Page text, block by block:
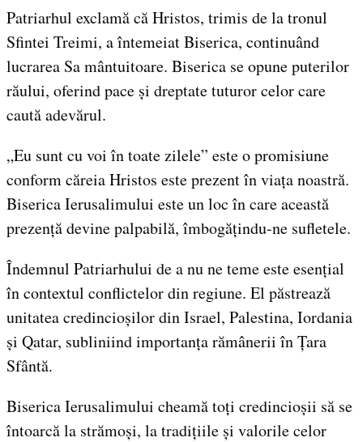
Patriarhul exclamă că Hristos, trimis de la tronul
Sfintei Treimi, a întemeiat Biserica, continuând
lucrarea Sa mântuitoare. Biserica se opune puterilor
răului, oferind pace și dreptate tuturor celor care
caută adevărul.
„Eu sunt cu voi în toate zilele” este o promisiune
conform căreia Hristos este prezent în viața noastră.
Biserica Ierusalimului este un loc în care această
prezență devine palpabilă, îmbogățindu-ne sufletele.
Îndemnul Patriarhului de a nu ne teme este esențial
în contextul conflictelor din regiune. El păstrează
unitatea credincioșilor din Israel, Palestina, Iordania
și Qatar, subliniind importanța rămânerii în Țara
Sfântă.
Biserica Ierusalimului cheamă toți credincioșii să se
întoarcă la strămoși, la tradițiile și valorile celor